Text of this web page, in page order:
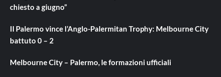
chiesto a giugno”
Il Palermo vince l’Anglo-Palermitan Trophy: Melbourne City
battuto 0 – 2
Melbourne City – Palermo, le formazioni ufficiali